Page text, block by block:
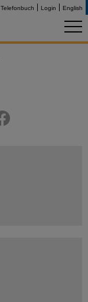
Telefonbuch Login English